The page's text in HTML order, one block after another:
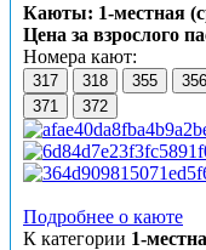
Каюты: 1-местная
Цена за взрослого
Номера кают:
317 318 355 356
371
372
Подробнее о каюте
К категории 1-